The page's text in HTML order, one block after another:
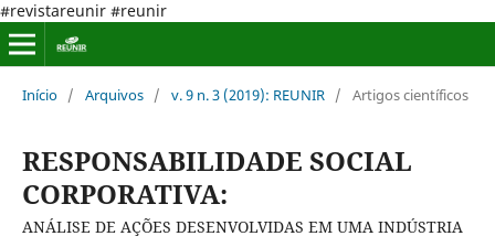
#revistareunir #reunir
Início / Arquivos / v. 9 n. 3 (2019): REUNIR / Artigos científicos
RESPONSABILIDADE SOCIAL
CORPORATIVA:
ANÁLISE DE AÇÕES DESENVOLVIDAS EM UMA INDÚSTRIA